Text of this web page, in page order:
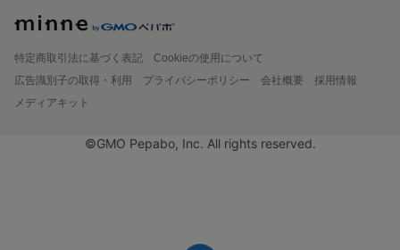
特定商取引法に基づく表記
Cookieの使用について
広告識別子の取得・利用
プライバシーポリシー 会社概要
採用情報
メディアキット
©GMO Pepabo, Inc. All rights reserved.